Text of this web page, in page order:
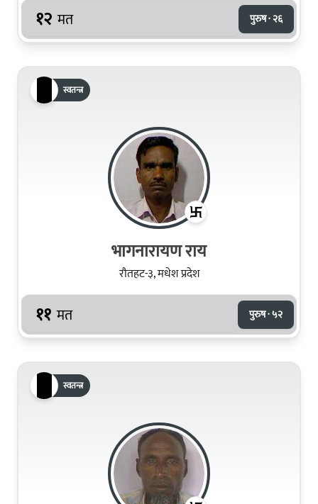
१२ मत पुरुष · २६
स्वतन्त्र
भागनारायण राय
रौतहट-३, मधेश प्रदेश
११ मत पुरुष · ५२
स्वतन्त्र